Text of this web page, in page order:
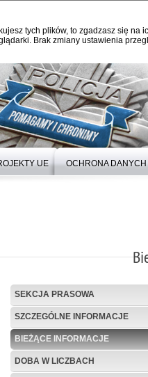
tych plików, to zgadzasz się na
Brak zmiany ustawienia
UE OCHRONA DANYCH
SEKCJA PRASOWA
SZCZEGÓLNE INFORMACJE
BIEŻĄCE INFORMACJE
DOBA W LICZBACH